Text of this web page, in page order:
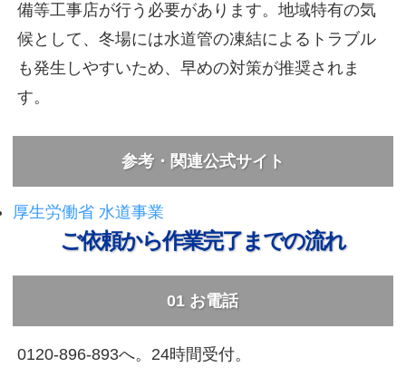
備等工事店が行う必要があります。地域特有の気
候として、冬場には水道管の凍結によるトラブル
も発生しやすいため、早めの対策が推奨されま
す。
参考・関連公式サイト
厚生労働省 水道事業
ご依頼から作業完了までの流れ
01 お電話
0120-896-893へ。24時間受付。